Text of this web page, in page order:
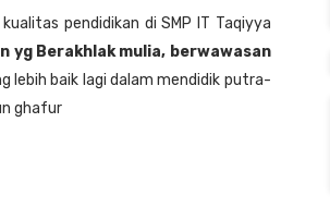
pendidikan di SMP IT Taqiyya
yg Berakhlak mulia, berwawasan
lebih baik lagi dalam mendidik putra-
ghafur